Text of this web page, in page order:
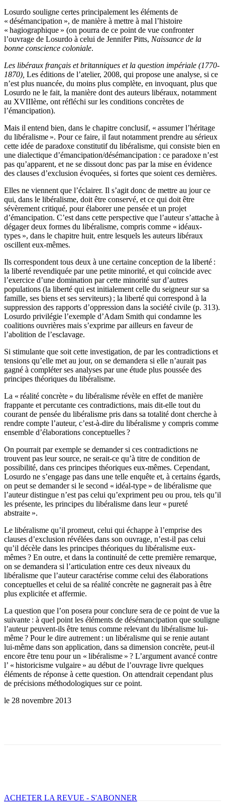
Losurdo souligne certes principalement les éléments de
« désémancipation », de manière à mettre à mal l’histoire
« hagiographique » (on pourra de ce point de vue confronter
l’ouvrage de Losurdo à celui de Jennifer Pitts, Naissance de la
bonne conscience coloniale.
Les libéraux français et britanniques et la question impériale (1770-
1870), Les éditions de l’atelier, 2008, qui propose une analyse, si ce
n’est plus nuancée, du moins plus complète, en invoquant, plus que
Losurdo ne le fait, la manière dont des auteurs libéraux, notamment
au XVIIIème, ont réfléchi sur les conditions concrètes de
l’émancipation).
Mais il entend bien, dans le chapitre conclusif, « assumer l’héritage
du libéralisme ». Pour ce faire, il faut notamment prendre au sérieux
cette idée de paradoxe constitutif du libéralisme, qui consiste bien en
une dialectique d’émancipation/désémancipation : ce paradoxe n’est
pas qu’apparent, et ne se dissout donc pas par la mise en évidence
des clauses d’exclusion évoquées, si fortes que soient ces dernières.
Elles ne viennent que l’éclairer. Il s’agit donc de mettre au jour ce
qui, dans le libéralisme, doit être conservé, et ce qui doit être
sévèrement critiqué, pour élaborer une pensée et un projet
d’émancipation. C’est dans cette perspective que l’auteur s’attache à
dégager deux formes du libéralisme, compris comme « idéaux-
types », dans le chapitre huit, entre lesquels les auteurs libéraux
oscillent eux-mêmes.
Ils correspondent tous deux à une certaine conception de la liberté :
la liberté revendiquée par une petite minorité, et qui coïncide avec
l’exercice d’une domination par cette minorité sur d’autres
populations (la liberté qui est initialement celle du seigneur sur sa
famille, ses biens et ses serviteurs) ; la liberté qui correspond à la
suppression des rapports d’oppression dans la société civile (p. 313).
Losurdo privilégie l’exemple d’Adam Smith qui condamne les
coalitions ouvrières mais s’exprime par ailleurs en faveur de
l’abolition de l’esclavage.
Si stimulante que soit cette investigation, de par les contradictions et
tensions qu’elle met au jour, on se demandera si elle n’aurait pas
gagné à compléter ses analyses par une étude plus poussée des
principes théoriques du libéralisme.
La « réalité concrète » du libéralisme révèle en effet de manière
frappante et percutante ces contradictions, mais dit-elle tout du
courant de pensée du libéralisme pris dans sa totalité dont cherche à
rendre compte l’auteur, c’est-à-dire du libéralisme y compris comme
ensemble d’élaborations conceptuelles ?
On pourrait par exemple se demander si ces contradictions ne
trouvent pas leur source, ne serait-ce qu’à titre de condition de
possibilité, dans ces principes théoriques eux-mêmes. Cependant,
Losurdo ne s’engage pas dans une telle enquête et, à certains égards,
on peut se demander si le second « idéal-type » de libéralisme que
l’auteur distingue n’est pas celui qu’expriment peu ou prou, tels qu’il
les présente, les principes du libéralisme dans leur « pureté
abstraite ».
Le libéralisme qu’il promeut, celui qui échappe à l’emprise des
clauses d’exclusion révélées dans son ouvrage, n’est-il pas celui
qu’il décèle dans les principes théoriques du libéralisme eux-
mêmes ? En outre, et dans la continuité de cette première remarque,
on se demandera si l’articulation entre ces deux niveaux du
libéralisme que l’auteur caractérise comme celui des élaborations
conceptuelles et celui de sa réalité concrète ne gagnerait pas à être
plus explicitée et affermie.
La question que l’on posera pour conclure sera de ce point de vue la
suivante : à quel point les éléments de désémancipation que souligne
l’auteur peuvent-ils être tenus comme relevant du libéralisme lui-
même ? Pour le dire autrement : un libéralisme qui se renie autant
lui-même dans son application, dans sa dimension concrète, peut-il
encore être tenu pour un « libéralisme » ? L’argument avancé contre
l’ « historicisme vulgaire » au début de l’ouvrage livre quelques
éléments de réponse à cette question. On attendrait cependant plus
de précisions méthodologiques sur ce point.
le 28 novembre 2013
ACHETER LA REVUE - S'ABONNER